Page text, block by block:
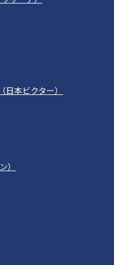
本ビクター）